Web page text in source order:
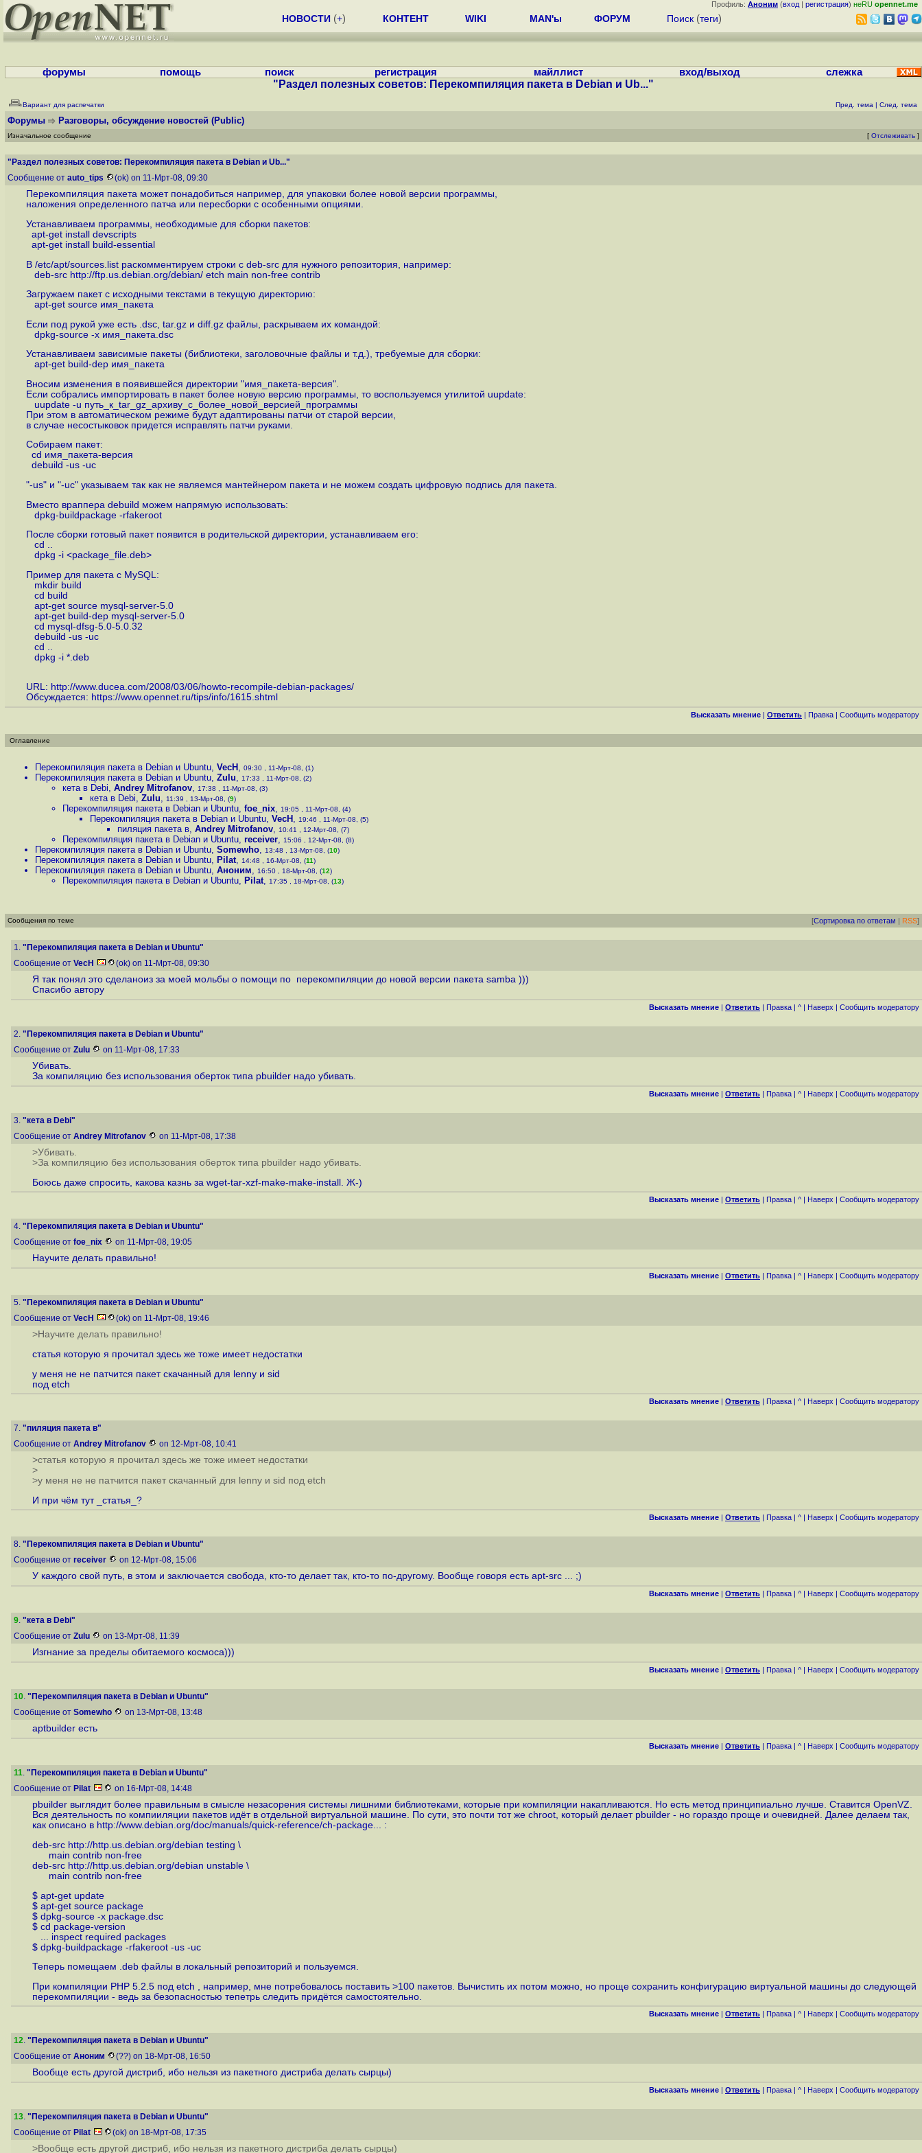
Профиль: Аноним (вход | регистрация) неRU opennet.me
НОВОСТИ (+) КОНТЕНТ WIKI MAN'ы ФОРУМ Поиск (теги)
форумы помощь поиск регистрация майллист вход/выход слежка
"Раздел полезных советов: Перекомпиляция пакета в Debian и Ub..."
Вариант для распечатки Пред. тема | След. тема
Форумы Разговоры, обсуждение новостей (Public)
Изначальное сообщение [ Отслеживать ]
"Раздел полезных советов: Перекомпиляция пакета в Debian и Ub..."
Сообщение от auto_tips (ok) on 11-Мрт-08, 09:30
Перекомпиляция пакета может понадобиться например, для упаковки более новой версии программы,
наложения определенного патча или пересборки с особенными опциями.
Устанавливаем программы, необходимые для сборки пакетов:
apt-get install devscripts
apt-get install build-essential
В /etc/apt/sources.list раскомментируем строки с deb-src для нужного репозитория, например:
deb-src http://ftp.us.debian.org/debian/ etch main non-free contrib
Загружаем пакет с исходными текстами в текущую директорию:
apt-get source имя_пакета
Если под рукой уже есть .dsc, tar.gz и diff.gz файлы, раскрываем их командой:
dpkg-source -x имя_пакета.dsc
Устанавливаем зависимые пакеты (библиотеки, заголовочные файлы и т.д.), требуемые для сборки:
apt-get build-dep имя_пакета
Вносим изменения в появившейся директории "имя_пакета-версия".
Если собрались импортировать в пакет более новую версию программы, то воспользуемся утилитой uupdate:
uupdate -u путь_к_tar_gz_архиву_c_более_новой_версией_программы
При этом в автоматическом режиме будут адаптированы патчи от старой версии,
в случае несостыковок придется исправлять патчи руками.
Собираем пакет:
cd имя_пакета-версия
debuild -us -uc
"-us" и "-uc" указываем так как не являемся мантейнером пакета и не можем создать цифровую подпись для пакета.
Вместо враппера debuild можем напрямую использовать:
dpkg-buildpackage -rfakeroot
После сборки готовый пакет появится в родительской директории, устанавливаем его:
cd ..
dpkg -i <package_file.deb>
Пример для пакета с MySQL:
mkdir build
cd build
apt-get source mysql-server-5.0
apt-get build-dep mysql-server-5.0
cd mysql-dfsg-5.0-5.0.32
debuild -us -uc
cd ..
dpkg -i *.deb
URL: http://www.ducea.com/2008/03/06/howto-recompile-debian-packages/
Обсуждается: https://www.opennet.ru/tips/info/1615.shtml
Высказать мнение | Ответить | Правка | Cообщить модератору
Оглавление
Перекомпиляция пакета в Debian и Ubuntu, VecH , 09:30 , 11-Мрт-08, (1)
Перекомпиляция пакета в Debian и Ubuntu, Zulu, 17:33 , 11-Мрт-08, (2)
кета в Debi, Andrey Mitrofanov, 17:38 , 11-Мрт-08, (3)
кета в Debi, Zulu, 11:39 , 13-Мрт-08, (9)
Перекомпиляция пакета в Debian и Ubuntu, foe_nix, 19:05 , 11-Мрт-08, (4)
Перекомпиляция пакета в Debian и Ubuntu, VecH , 19:46 , 11-Мрт-08, (5)
пиляция пакета в, Andrey Mitrofanov, 10:41 , 12-Мрт-08, (7)
Перекомпиляция пакета в Debian и Ubuntu, receiver, 15:06 , 12-Мрт-08, (8)
Перекомпиляция пакета в Debian и Ubuntu, Somewho, 13:48 , 13-Мрт-08, (10)
Перекомпиляция пакета в Debian и Ubuntu, Pilat, 14:48 , 16-Мрт-08, (11)
Перекомпиляция пакета в Debian и Ubuntu, Аноним, 16:50 , 18-Мрт-08, (12)
Перекомпиляция пакета в Debian и Ubuntu, Pilat, 17:35 , 18-Мрт-08, (13)
Сообщения по теме [Сортировка по ответам | RSS]
1. "Перекомпиляция пакета в Debian и Ubuntu"
Сообщение от VecH (ok) on 11-Мрт-08, 09:30
Я так понял это сделаноиз за моей мольбы о помощи по перекомпиляции до новой версии пакета samba )))
Спасибо автору
Высказать мнение | Ответить | Правка | ^ | Наверх | Cообщить модератору
2. "Перекомпиляция пакета в Debian и Ubuntu"
Сообщение от Zulu on 11-Мрт-08, 17:33
Убивать.
За компиляцию без использования оберток типа pbuilder надо убивать.
Высказать мнение | Ответить | Правка | ^ | Наверх | Cообщить модератору
3. "кета в Debi"
Сообщение от Andrey Mitrofanov on 11-Мрт-08, 17:38
>Убивать.
>За компиляцию без использования оберток типа pbuilder надо убивать.
Боюсь даже спросить, какова казнь за wget-tar-xzf-make-make-install. Ж-)
Высказать мнение | Ответить | Правка | ^ | Наверх | Cообщить модератору
4. "Перекомпиляция пакета в Debian и Ubuntu"
Сообщение от foe_nix on 11-Мрт-08, 19:05
Научите делать правильно!
Высказать мнение | Ответить | Правка | ^ | Наверх | Cообщить модератору
5. "Перекомпиляция пакета в Debian и Ubuntu"
Сообщение от VecH (ok) on 11-Мрт-08, 19:46
>Научите делать правильно!
статья которую я прочитал здесь же тоже имеет недостатки
у меня не не патчится пакет скачанный для lenny и sid
под etch
Высказать мнение | Ответить | Правка | ^ | Наверх | Cообщить модератору
7. "пиляция пакета в"
Сообщение от Andrey Mitrofanov on 12-Мрт-08, 10:41
>статья которую я прочитал здесь же тоже имеет недостатки
>
>у меня не не патчится пакет скачанный для lenny и sid под etch
И при чём тут _статья_?
Высказать мнение | Ответить | Правка | ^ | Наверх | Cообщить модератору
8. "Перекомпиляция пакета в Debian и Ubuntu"
Сообщение от receiver on 12-Мрт-08, 15:06
У каждого свой путь, в этом и заключается свобода, кто-то делает так, кто-то по-другому. Вообще говоря есть apt-src ... ;)
Высказать мнение | Ответить | Правка | ^ | Наверх | Cообщить модератору
9. "кета в Debi"
Сообщение от Zulu on 13-Мрт-08, 11:39
Изгнание за пределы обитаемого космоса)))
Высказать мнение | Ответить | Правка | ^ | Наверх | Cообщить модератору
10. "Перекомпиляция пакета в Debian и Ubuntu"
Сообщение от Somewho on 13-Мрт-08, 13:48
aptbuilder есть
Высказать мнение | Ответить | Правка | ^ | Наверх | Cообщить модератору
11. "Перекомпиляция пакета в Debian и Ubuntu"
Сообщение от Pilat on 16-Мрт-08, 14:48
pbuilder выглядит более правильным в смысле незасорения системы лишними библиотеками, которые при компиляции накапливаются. Но есть метод принципиально лучше. Ставится OpenVZ.
Вся деятельность по компииляции пакетов идёт в отдельной виртуальной машине. По сути, это почти тот же chroot, который делает pbuilder - но гораздо проще и очевидней. Далее делаем так,
как описано в http://www.debian.org/doc/manuals/quick-reference/ch-package... :
deb-src http://http.us.debian.org/debian testing \
main contrib non-free
deb-src http://http.us.debian.org/debian unstable \
main contrib non-free
$ apt-get update
$ apt-get source package
$ dpkg-source -x package.dsc
$ cd package-version
... inspect required packages
$ dpkg-buildpackage -rfakeroot -us -uc
Теперь помещаем .deb файлы в локальный репозиторий и пользуемся.
При компиляции PHP 5.2.5 под etch , например, мне потребовалось поставить >100 пакетов. Вычистить их потом можно, но проще сохранить конфигурацию виртуальной машины до следующей
перекомпиляции - ведь за безопасностью тепетрь следить придётся самостоятельно.
Высказать мнение | Ответить | Правка | ^ | Наверх | Cообщить модератору
12. "Перекомпиляция пакета в Debian и Ubuntu"
Сообщение от Аноним (??) on 18-Мрт-08, 16:50
Вообще есть другой дистриб, ибо нельзя из пакетного дистриба делать сырцы)
Высказать мнение | Ответить | Правка | ^ | Наверх | Cообщить модератору
13. "Перекомпиляция пакета в Debian и Ubuntu"
Сообщение от Pilat (ok) on 18-Мрт-08, 17:35
>Вообще есть другой дистриб, ибо нельзя из пакетного дистриба делать сырцы)